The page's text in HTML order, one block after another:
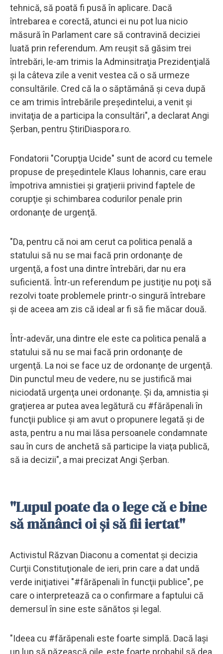
tehnică, să poată fi pusă în aplicare. Dacă
întrebarea e corectă, atunci ei nu pot lua nicio
măsură în Parlament care să contravină deciziei
luată prin referendum. Am reuşit să găsim trei
întrebări, le-am trimis la Adminsitraţia Prezidenţială
şi la câteva zile a venit vestea că o să urmeze
consultările. Cred că la o săptămână şi ceva după
ce am trimis întrebările preşedintelui, a venit şi
invitaţia de a participa la consultări", a declarat Angi
Şerban, pentru ŞtiriDiaspora.ro.
Fondatorii "Corupţia Ucide" sunt de acord cu temele
propuse de preşedintele Klaus Iohannis, care erau
împotriva amnistiei şi graţierii privind faptele de
corupţie şi schimbarea codurilor penale prin
ordonanţe de urgenţă.
"Da, pentru că noi am cerut ca politica penală a
statului să nu se mai facă prin ordonanţe de
urgenţă, a fost una dintre întrebări, dar nu era
suficientă. Într-un referendum pe justiţie nu poţi să
rezolvi toate problemele printr-o singură întrebare
şi de aceea am zis că ideal ar fi să fie măcar două.
Într-adevăr, una dintre ele este ca politica penală a
statului să nu se mai facă prin ordonanţe de
urgenţă. La noi se face uz de ordonanţe de urgenţă.
Din punctul meu de vedere, nu se justifică mai
niciodată urgenţa unei ordonanţe. Şi da, amnistia şi
graţierea ar putea avea legătură cu #fărăpenali în
funcţii publice şi am avut o propunere legată şi de
asta, pentru a nu mai lăsa persoanele condamnate
sau în curs de anchetă să participe la viaţa publică,
să ia decizii", a mai precizat Angi Şerban.
"Lupul poate da o lege că e bine
să mănânci oi şi să fii iertat"
Activistul Răzvan Diaconu a comentat şi decizia
Curţii Constituţionale de ieri, prin care a dat undă
verde iniţiativei "#fărăpenali în funcţii publice", pe
care o interpretează ca o confirmare a faptului că
demersul în sine este sănătos şi legal.
"Ideea cu #fărăpenali este foarte simplă. Dacă laşi
un lup să păzească oile, este foarte probabil să dea